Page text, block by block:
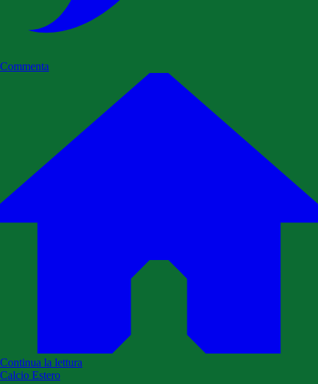
Commenta
Continua la lettura
Calcio Estero